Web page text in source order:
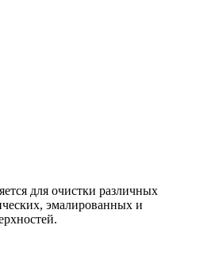
для очистки различных
эмалированных и